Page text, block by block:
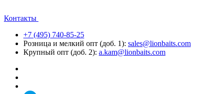
Контакты
+7 (495) 740-85-25
Розница и мелкий опт (доб. 1): sales@lionbaits.com
Крупный опт (доб. 2): a.kam@lionbaits.com